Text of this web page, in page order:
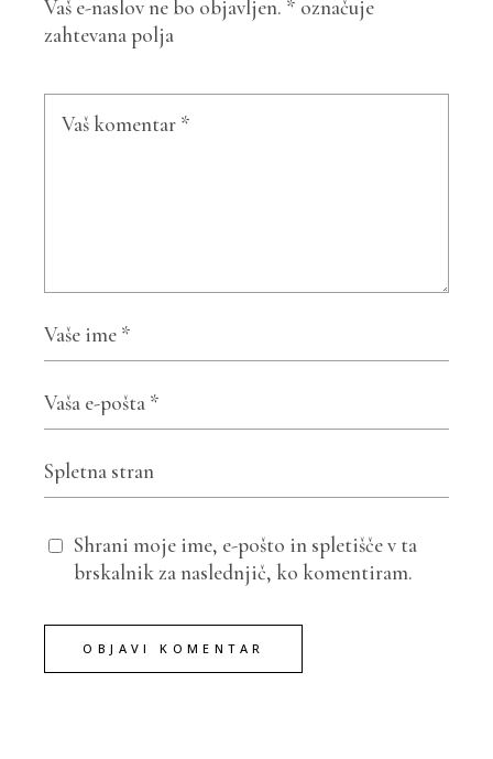
Vaš e-naslov ne bo objavljen. * označuje
zahtevana polja
Shrani moje ime, e-pošto in spletišče v ta
brskalnik za naslednjič, ko komentiram.
OBJAVI KOMENTAR